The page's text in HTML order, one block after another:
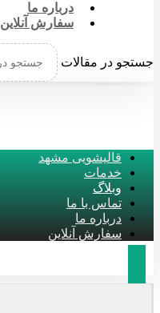
درباره ما
سفارش آنلاین
جستجو در مقالات
قالیشویی مشهد
خدمات
وبلاگ
تماس با ما
درباره ما
سفارش آنلاین